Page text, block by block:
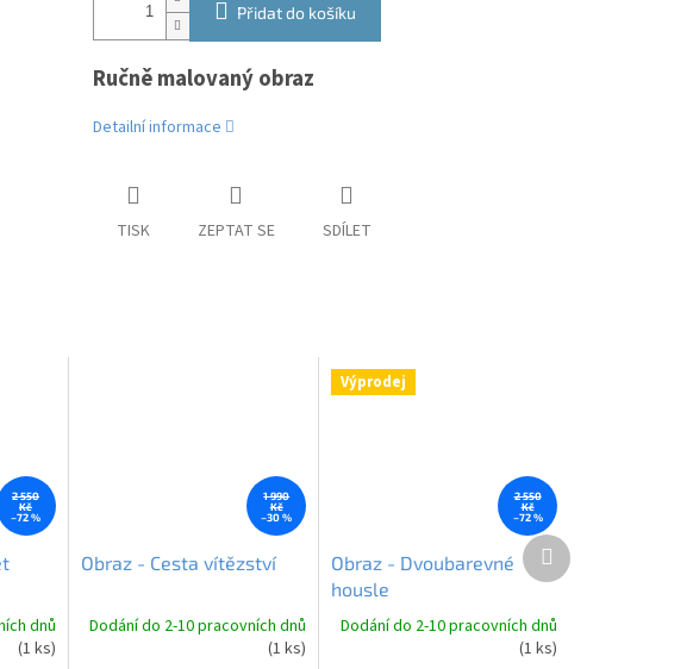
Přidat do košíku
Ručně malovaný obraz
Detailní informace
TISK ZEPTAT SE SDÍLET
2 550
Kč
–72 %
dnů
(1 ks)
1 990
Kč
–30 %
Obraz - Cesta vítězství
Dodání do 2-10 pracovních dnů
(1 ks)
Výprodej
2 550
Kč
–72 %
Obraz - Dvoubarevné
housle
Dodání do 2-10 pracovních dnů
(1 ks)
Další
produkt